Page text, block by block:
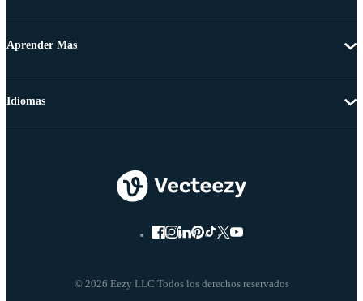
Aprender Más
© 2026 Eezy LLC Todos los derechos reservados
Idiomas